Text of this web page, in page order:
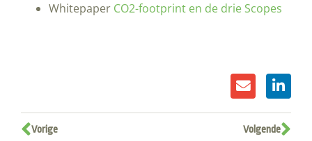
Whitepaper CO2-footprint en de drie Scopes
Vorige Volgende